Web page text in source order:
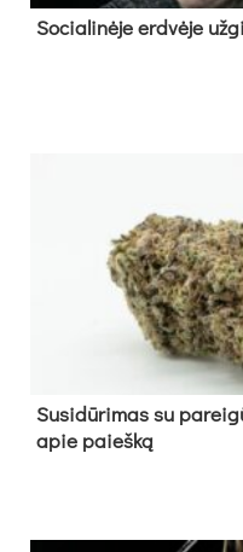
So­cia­li­nė­je erd­vė­je
Su­si­dū­ri­mas su
apie paieš­ką